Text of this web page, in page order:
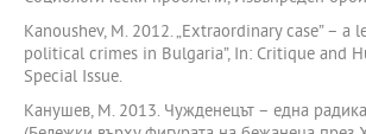
Kanoushev, M. 2012. „Еxtraordinary case” – a
political crimes in Bulgaria”, In: Critique and
Special Issue.
Канушев, М. 2013. Чужденецът – една